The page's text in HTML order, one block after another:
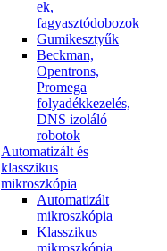
ek,
fagyasztódobozok
Gumikesztyűk
Beckman,
Opentrons,
Promega
folyadékkezelés,
DNS izoláló
robotok
Automatizált és
klasszikus
mikroszkópia
Automatizált
mikroszkópia
Klasszikus
mikroszkópia